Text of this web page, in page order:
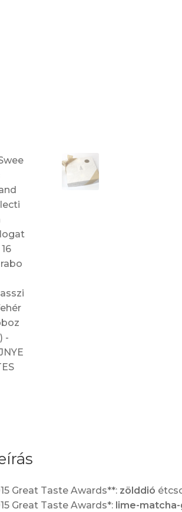
Great Taste Awards**: zölddió
Great Taste Awards*: lime-